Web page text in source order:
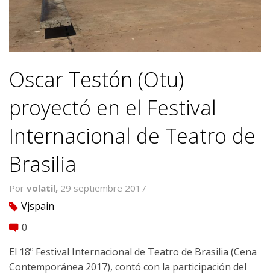
Oscar Testón (Otu)
proyectó en el Festival
Internacional de Teatro de
Brasilia
Por volatil, 29 septiembre 2017
tag Vjspain
comment 0
El 18º Festival Internacional de Teatro de Brasilia (Cena
Contemporánea 2017), contó con la participación del